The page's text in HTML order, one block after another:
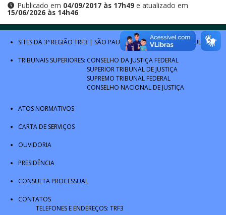
Publicado em 04/09/2017 às 17h49e atualizado em
15/06/2026 às 14h46
SITES DA 3ª REGIÃO TRF3 | SÃO PAULO|MATO GROSSO DO SUL
TRIBUNAIS SUPERIORES: CONSELHO DA JUSTIÇA FEDERAL
SUPERIOR TRIBUNAL DE JUSTIÇA
SUPREMO TRIBUNAL FEDERAL
CONSELHO NACIONAL DE JUSTIÇA
ATOS NORMATIVOS
CARTA DE SERVIÇOS
OUVIDORIA
PRESIDÊNCIA
CONSULTA PROCESSUAL
CONTATOS
TELEFONES E ENDEREÇOS: TRF3